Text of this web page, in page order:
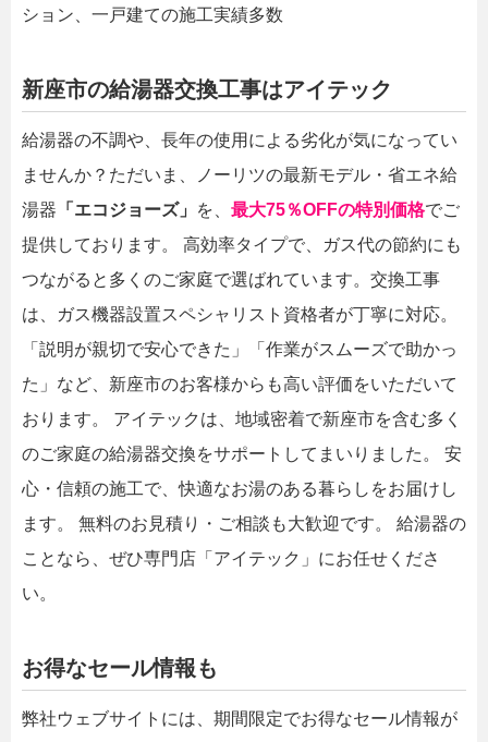
ション、一戸建ての施工実績多数
新座市の給湯器交換工事はアイテック
給湯器の不調や、長年の使用による劣化が気になってい
ませんか？ただいま、ノーリツの最新モデル・省エネ給
湯器 「エコジョーズ」 を、 最大75％OFFの特別価格でご
提供しております。 高効率タイプで、ガス代の節約にも
つながると多くのご家庭で選ばれています。交換工事
は、ガス機器設置スペシャリスト資格者が丁寧に対応。
「説明が親切で安心できた」「作業がスムーズで助かっ
た」など、新座市のお客様からも高い評価をいただいて
おります。 アイテックは、地域密着で新座市を含む多く
のご家庭の給湯器交換をサポートしてまいりました。 安
心・信頼の施工で、快適なお湯のある暮らしをお届けし
ます。 無料のお見積り・ご相談も大歓迎です。 給湯器の
ことなら、ぜひ専門店「アイテック」にお任せくださ
い。
お得なセール情報も
弊社ウェブサイトには、期間限定でお得なセール情報が